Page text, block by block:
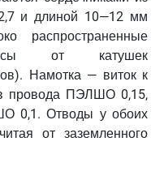
и длиной 10—12 мм
распространенные
от катушек
Намотка — виток к
провода ПЭЛШО 0,15,
0,1. Отводы у обоих
от заземленного